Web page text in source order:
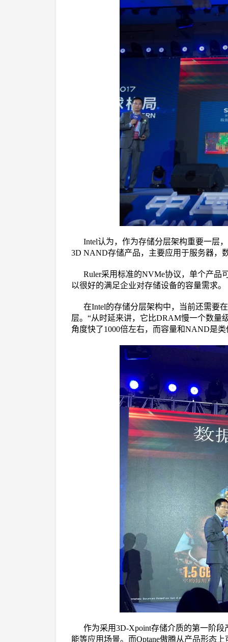
Intel认为，作为存储分层架构重要一层
3D NAND存储产品，主要应用于服务器，
Ruler采用标准的NVMe协议，单个产品
以很好的满足企业对存储设备的容量需求。
在Intel的存储分层架构中，当前还需要
层。“从时延来讲，它比DRAM慢一个数量
角度快了1000倍左右，而容量和NAND是
作为采用3D-Xpoint存储介质的第一阶
能等应用场景。而Optane傲腾从产品形态